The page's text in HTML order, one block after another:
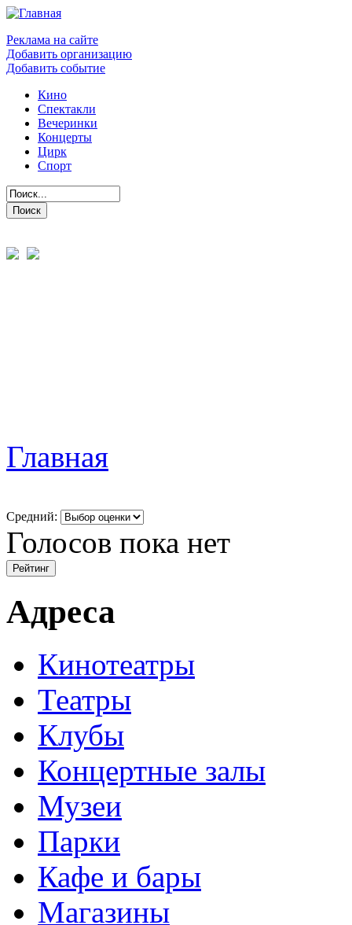
Реклама на сайте
Добавить организацию
Добавить событие
Кино
Спектакли
Вечеринки
Концерты
Цирк
Спорт
Главная
Средний:
Голосов пока нет
Адреса
Кинотеатры
Театры
Клубы
Концертные залы
Музеи
Парки
Кафе и бары
Магазины